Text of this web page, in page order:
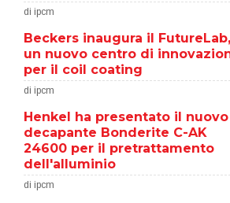
di ipcm
Beckers inaugura il FutureLab,
un nuovo centro di
per il coil coating
di ipcm
Henkel ha presentato il nuovo
decapante Bonderite C-AK
24600 per il pretrattamento
dell'alluminio
di ipcm